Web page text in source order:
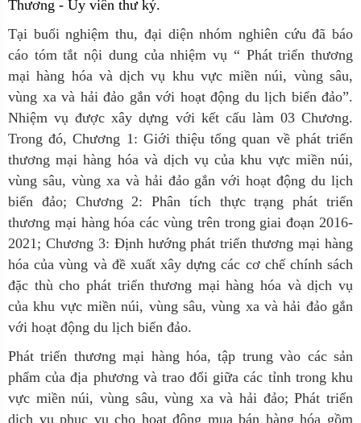
Thương - Ủy viên thư ký.
Tại buổi nghiệm thu, đại diện nhóm nghiên cứu đã báo
cáo tóm tắt nội dung của nhiệm vụ “ Phát triển thương
mại hàng hóa và dịch vụ khu vực miền núi, vùng sâu,
vùng xa và hải đảo gắn với hoạt động du lịch biển đảo”.
Nhiệm vụ được xây dựng với kết cấu làm 03 Chương.
Trong đó, Chương 1: Giới thiệu tổng quan về phát triển
thương mại hàng hóa và dịch vụ của khu vực miền núi,
vùng sâu, vùng xa và hải đảo gắn với hoạt động du lịch
biển đảo; Chương 2: Phân tích thực trạng phát triển
thương mại hàng hóa các vùng trên trong giai đoạn 2016-
2021; Chương 3: Định hướng phát triển thương mại hàng
hóa của vùng và đề xuất xây dựng các cơ chế chính sách
đặc thù cho phát triển thương mại hàng hóa và dịch vụ
của khu vực miền núi, vùng sâu, vùng xa và hải đảo gắn
với hoạt động du lịch biển đảo.
Phát triển thương mại hàng hóa, tập trung vào các sản
phẩm của địa phương và trao đổi giữa các tỉnh trong khu
vực miền núi, vùng sâu, vùng xa và hải đảo; Phát triển
dịch vụ phục vụ cho hoạt động mua bán hàng hóa gồm